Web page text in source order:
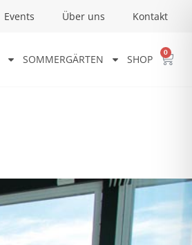
Events Über uns Kontakt
SOMMERGÄRTEN SHOP
0